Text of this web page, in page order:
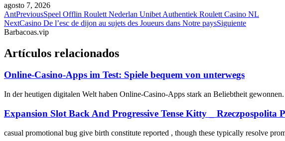
agosto 7, 2026
AntPreviousSpeel Offlin Roulett Nederlan Unibet Authentiek Roulett Casino NL
NextCasino De l’esc de dijon au sujets des Joueurs dans Notre paysSiguiente
Barbacoas.vip
Artículos relacionados
Online-Casino-Apps im Test: Spiele bequem von unterwegs
In der heutigen digitalen Welt haben Online-Casino-Apps stark an Beliebtheit
Expansion Slot Back And Progressive Tense Kitty _ Rzeczpospolita
casual promotional bug give birth constitute reported , though these typically resolve